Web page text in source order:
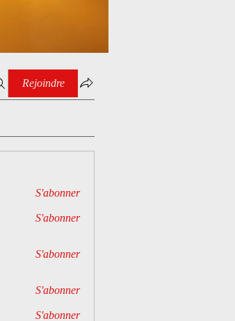
Rejoindre
S'abonner
S'abonner
S'abonner
S'abonner
S'abonner